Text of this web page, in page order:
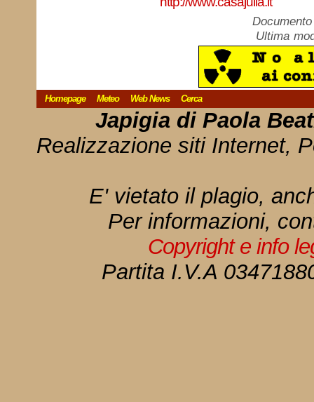
Ultima
Homepage Meteo Web News Cerca
Japigia di Paola
Realizzazione siti Internet,
E' vietato il plagio,
Per informazioni,
Copyright e info
Partita I.V.A